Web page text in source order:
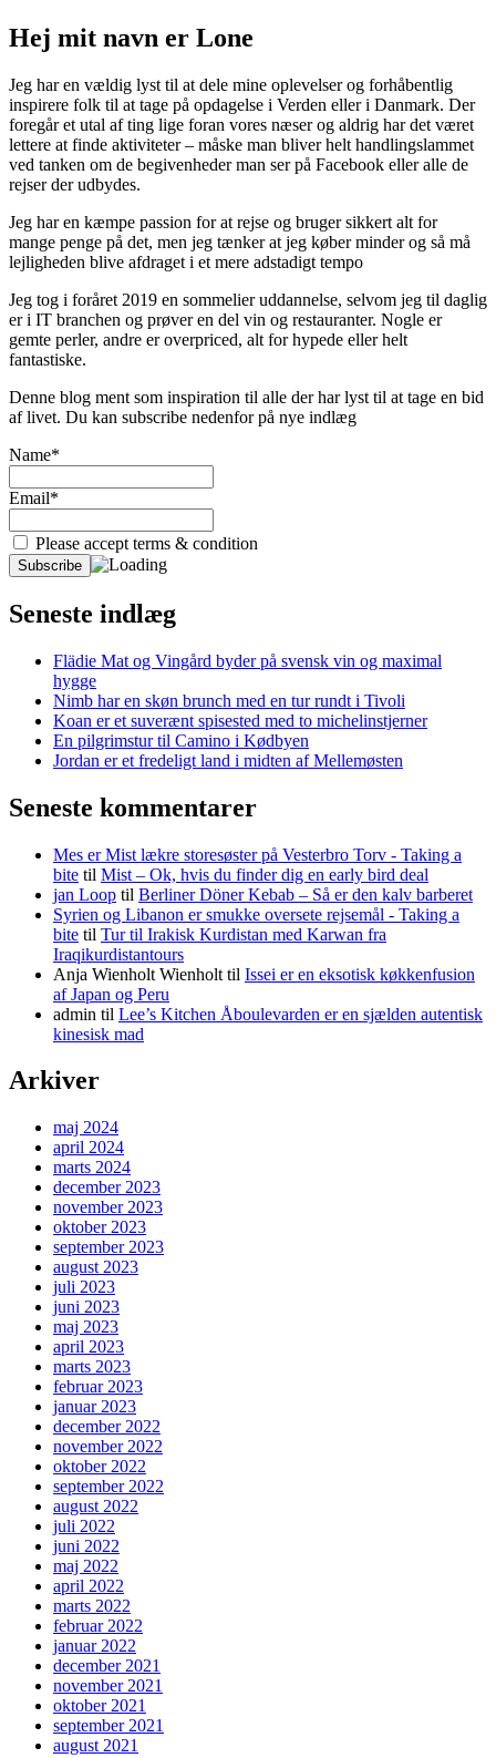
Hej mit navn er Lone
Jeg har en vældig lyst til at dele mine oplevelser og forhåbentlig
inspirere folk til at tage på opdagelse i Verden eller i Danmark. Der
foregår et utal af ting lige foran vores næser og aldrig har det været
lettere at finde aktiviteter – måske man bliver helt handlingslammet
ved tanken om de begivenheder man ser på Facebook eller alle de
rejser der udbydes.
Jeg har en kæmpe passion for at rejse og bruger sikkert alt for
mange penge på det, men jeg tænker at jeg køber minder og så må
lejligheden blive afdraget i et mere adstadigt tempo
Jeg tog i foråret 2019 en sommelier uddannelse, selvom jeg til daglig
er i IT branchen og prøver en del vin og restauranter. Nogle er
gemte perler, andre er overpriced, alt for hypede eller helt
fantastiske.
Denne blog ment som inspiration til alle der har lyst til at tage en bid
af livet. Du kan subscribe nedenfor på nye indlæg
Name*
Email*
Please accept terms & condition
Seneste indlæg
Flädie Mat og Vingård byder på svensk vin og maximal
hygge
Nimb har en skøn brunch med en tur rundt i Tivoli
Koan er et suverænt spisested med to michelinstjerner
En pilgrimstur til Camino i Kødbyen
Jordan er et fredeligt land i midten af Mellemøsten
Seneste kommentarer
Mes er Mist lækre storesøster på Vesterbro Torv - Taking a
bite til Mist – Ok, hvis du finder dig en early bird deal
jan Loop til Berliner Döner Kebab – Så er den kalv barberet
Syrien og Libanon er smukke oversete rejsemål - Taking a
bite til Tur til Irakisk Kurdistan med Karwan fra
Iraqikurdistantours
Anja Wienholt Wienholt til Issei er en eksotisk køkkenfusion
af Japan og Peru
admin til Lee’s Kitchen Åboulevarden er en sjælden autentisk
kinesisk mad
Arkiver
maj 2024
april 2024
marts 2024
december 2023
november 2023
oktober 2023
september 2023
august 2023
juli 2023
juni 2023
maj 2023
april 2023
marts 2023
februar 2023
januar 2023
december 2022
november 2022
oktober 2022
september 2022
august 2022
juli 2022
juni 2022
maj 2022
april 2022
marts 2022
februar 2022
januar 2022
december 2021
november 2021
oktober 2021
september 2021
august 2021